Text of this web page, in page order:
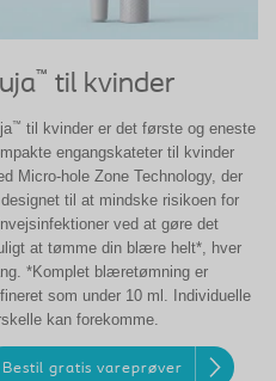
™ til kvinder
™ til kvinder er det første og eneste
engangskateter til kvinder
Micro-hole Zone Technology, der
til at mindske risikoen for
ved at gøre det
at tømme din blære helt*, hver
*Komplet blæretømning er
som under 10 ml. Individuelle
kan forekomme.
Bestil gratis vareprøver